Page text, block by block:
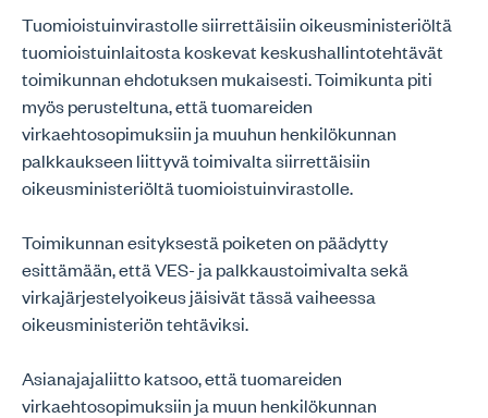
Tuomioistuinvirastolle siirrettäisiin oikeusministeriöltä
tuomioistuinlaitosta koskevat keskushallintotehtävät
toimikunnan ehdotuksen mukaisesti. Toimikunta piti
myös perusteltuna, että tuomareiden
virkaehtosopimuksiin ja muuhun henkilökunnan
palkkaukseen liittyvä toimivalta siirrettäisiin
oikeusministeriöltä tuomioistuinvirastolle.
Toimikunnan esityksestä poiketen on päädytty
esittämään, että VES- ja palkkaustoimivalta sekä
virkajärjestelyoikeus jäisivät tässä vaiheessa
oikeusministeriön tehtäviksi.
Asianajajaliitto katsoo, että tuomareiden
virkaehtosopimuksiin ja muun henkilökunnan